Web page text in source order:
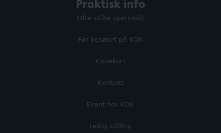
Praktisk info
Ofte stilte spørsmål
Før besøket på KOK
Gavekort
Kontakt
Event hos KOK
Ledig stilling